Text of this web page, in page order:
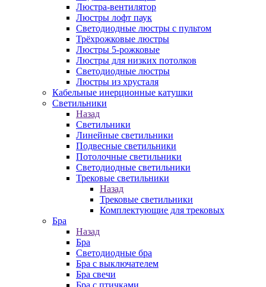
Люстра-вентилятор
Люстры лофт паук
Светодиодные люстры с пультом
Трёхрожковые люстры
Люстры 5-рожковые
Люстры для низких потолков
Cветодиодные люстры
Люстры из хрусталя
Кабельные инерционные катушки
Светильники
Назад
Светильники
Линейные светильники
Подвесные светильники
Потолочные светильники
Светодиодные светильники
Трековые светильники
Назад
Трековые светильники
Комплектующие для трековых
Бра
Назад
Бра
Светодиодные бра
Бра с выключателем
Бра свечи
Бра с птичками